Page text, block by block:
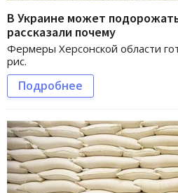
В Украине может
рассказали почему
Фермеры Херсонской области
рис.
Подробнее